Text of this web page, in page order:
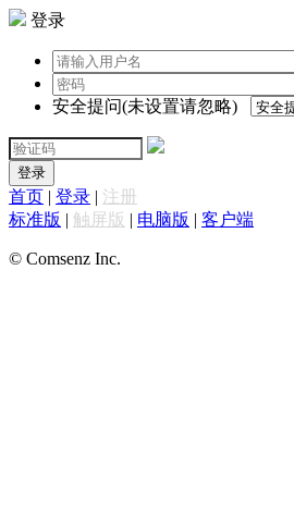
登录
安全提问(未设置请忽略)
登录
首页 | 登录 | 注册
标准版 | 触屏版 | 电脑版 | 客户端
© Comsenz Inc.